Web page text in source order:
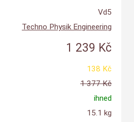
Vd5
Techno Physik Engineering
1 239 Kč
138 Kč
1 377 Kč
ihned
15.1 kg